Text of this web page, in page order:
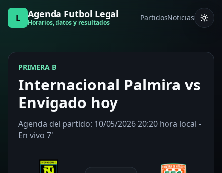
L Agenda Futbol Legal
Horarios, datos y resultados
PartidosNoticias
PRIMERA B
Internacional Palmira vs
Envigado hoy
Agenda del partido: 10/05/2026 20:20 hora local -
En vivo 7'